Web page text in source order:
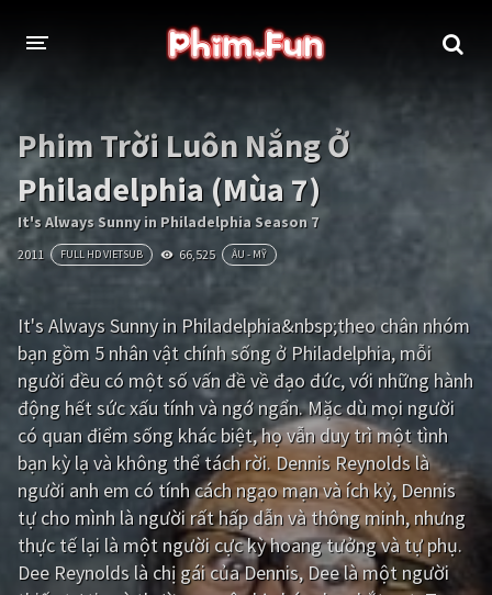
THỂ LOẠI
Thần thoại - Cổ trang Hành động
Tâm lý Chiến tranh
Võ thuật - Kiếm hiệp Nhạc kịch
Phiêu lưu Hài hước
Viễn tưởng Khoa học - Tài liệu
Hoạt hình Thể thao
Tình cảm - Lãng mạn Kỳ ảo
Giật gân Gia đình
Bí ẩn Lịch sử
Phim Trời Luôn Nắng Ở
Philadelphia (Mùa 7)
It's Always Sunny in Philadelphia Season 7
2011 FULL HD VIETSUB 66,525 ÂU - MỸ
It's Always Sunny in Philadelphia&nbsp;theo chân nhóm
bạn gồm 5 nhân vật chính sống ở Philadelphia, mỗi
người đều có một số vấn đề về đạo đức, với những hành
động hết sức xấu tính và ngớ ngẩn. Mặc dù mọi người
có quan điểm sống khác biệt, họ vẫn duy trì một tình
bạn kỳ lạ và không thể tách rời. Dennis Reynolds là
người anh em có tính cách ngạo mạn và ích kỷ, Dennis
tự cho mình là người rất hấp dẫn và thông minh, nhưng
thực tế lại là một người cực kỳ hoang tưởng và tự phụ.
Dee Reynolds là chị gái của Dennis, Dee là một người